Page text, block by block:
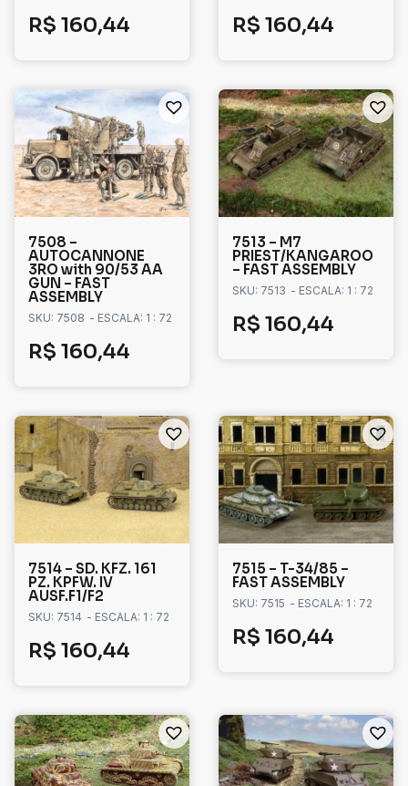
R$ 160,44 R$ 160,44
7508 –
AUTOCANNONE
3RO with 90/53 AA
GUN – FAST
ASSEMBLY
SKU: 7508 - ESCALA: 1 : 72
R$ 160,44
7513 – M7
PRIEST/KANGAROO
– FAST ASSEMBLY
SKU: 7513 - ESCALA: 1 : 72
R$ 160,44
7514 – SD. KFZ. 161
PZ. KPFW. IV
AUSF.F1/F2
SKU: 7514 - ESCALA: 1 : 72
R$ 160,44
7515 – T-34/85 –
FAST ASSEMBLY
SKU: 7515 - ESCALA: 1 : 72
R$ 160,44